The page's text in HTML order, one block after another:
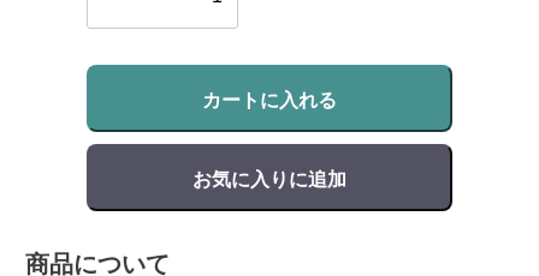
カートに入れる
お気に入りに追加
商品について